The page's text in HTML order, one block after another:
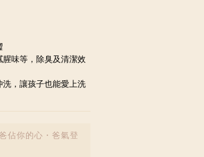
腥味等，除臭及清潔效
洗，讓孩子也能愛上洗
佔你的心・爸氣登